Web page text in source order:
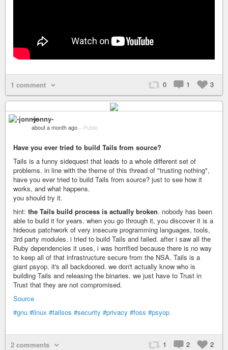
0 1 3
1 comment
-jonny-
about a month ago – Public
Have you ever tried to build Tails from source?
Tails is a funny sidequest that leads to a whole different set of
problems. in line with the theme of this thread of "trusting nothing",
have you ever tried to build Tails from source? just to see how it
works, and what happens.
you should try it.
hint: the Tails build process is actually broken. nobody has been
able to build it for years. when you go through it, you discover it is a
hideous patchwork of very insecure programming languages, tools,
3rd party modules. i tried to build Tails and failed. after i saw all the
Ruby dependencies it uses, i was horrified because there is no way
to keep all of that infrastructure secure from the NSA. Tails is a
giant psyop. it's all backdoored. we don't actually know who is
building Tails and releasing the binaries. we just have to Trust in
Trust that they are not compromised.
Source
#gnu #linux #tailsos #security #privacy #foss #psyop
1 2 2
2 comments